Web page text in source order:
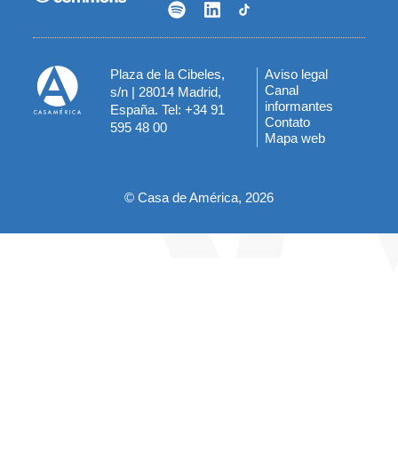
Plaza de la Cibeles,
s/n | 28014 Madrid,
España. Tel: +34 91
595 48 00
Menú
del
pie
Aviso legal
Canal
informantes
Contato
Mapa web
© Casa de América, 2026